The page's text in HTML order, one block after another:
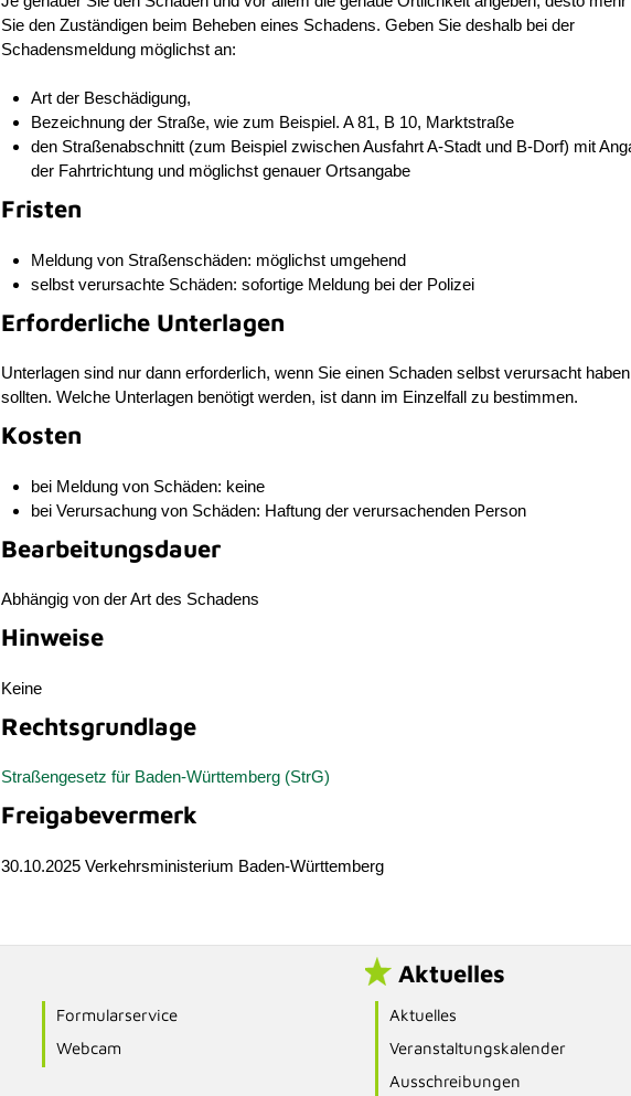
Sie den Zuständigen beim Beheben eines Schadens. Geben Sie deshalb bei der
Schadensmeldung möglichst an:
Art der Beschädigung,
Bezeichnung der Straße, wie zum Beispiel. A 81, B 10, Marktstraße
den Straßenabschnitt (zum Beispiel zwischen Ausfahrt A-Stadt und B-Dorf) mit
der Fahrtrichtung und möglichst genauer Ortsangabe
Fristen
Meldung von Straßenschäden: möglichst umgehend
selbst verursachte Schäden: sofortige Meldung bei der Polizei
Erforderliche Unterlagen
Unterlagen sind nur dann erforderlich, wenn Sie einen Schaden selbst verursacht haben
sollten. Welche Unterlagen benötigt werden, ist dann im Einzelfall zu bestimmen.
Kosten
bei Meldung von Schäden: keine
bei Verursachung von Schäden: Haftung der verursachenden Person
Bearbeitungsdauer
Abhängig von der Art des Schadens
Hinweise
Keine
Rechtsgrundlage
Straßengesetz für Baden-Württemberg (StrG)
Freigabevermerk
30.10.2025 Verkehrsministerium Baden-Württemberg
Formularservice
Webcam
Aktuelles
Aktuelles
Veranstaltungskalender
Ausschreibungen